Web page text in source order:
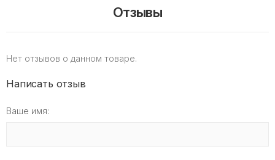
Отзывы
Нет отзывов о данном товаре.
Написать отзыв
Ваше имя: